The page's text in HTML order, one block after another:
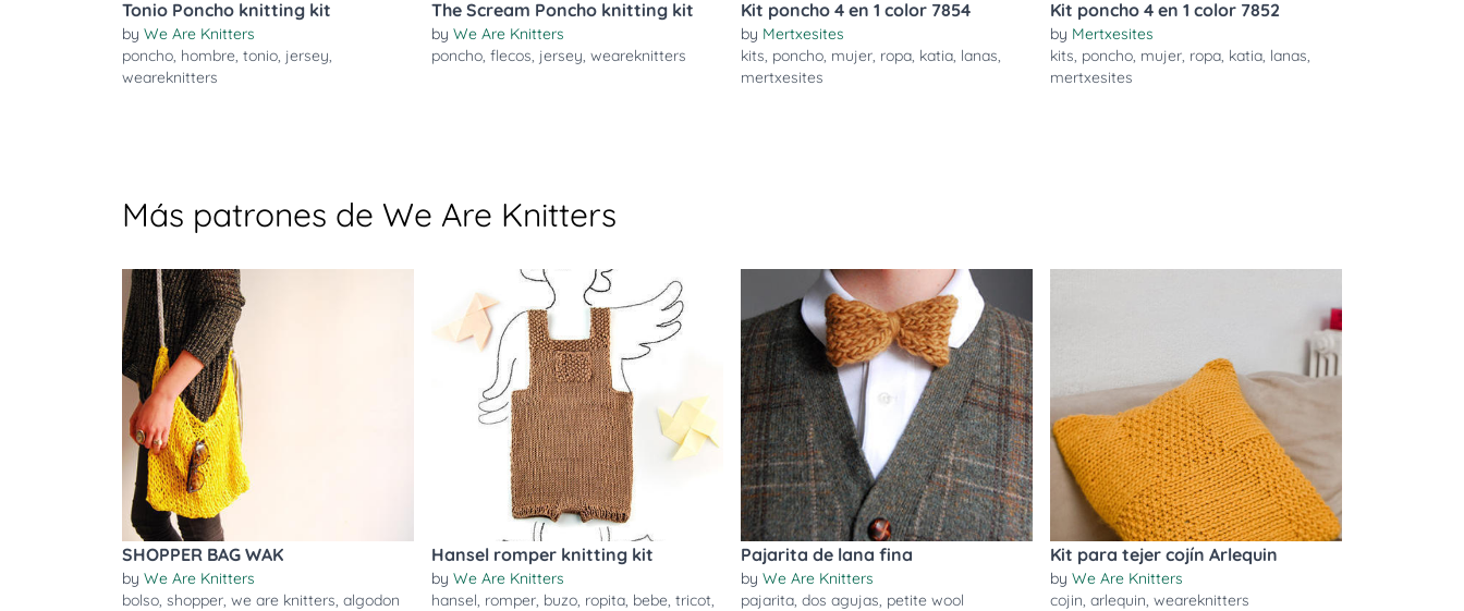
Tonio Poncho knitting kit
by We Are Knitters
poncho, hombre, tonio, jersey,
weareknitters
The Scream Poncho knitting kit
by We Are Knitters
poncho, flecos, jersey, weareknitters
Kit poncho 4 en 1 color 7854
by Mertxesites
kits, poncho, mujer, ropa, katia, lanas,
mertxesites
Kit poncho 4 en 1 color 7852
by Mertxesites
kits, poncho, mujer, ropa, katia, lanas,
mertxesites
Más patrones de We Are Knitters
SHOPPER BAG WAK
by We Are Knitters
bolso, shopper, we are knitters, algodon
Hansel romper knitting kit
by We Are Knitters
hansel, romper, buzo, ropita, bebe, tricot,
Pajarita de lana fina
by We Are Knitters
pajarita, dos agujas, petite wool
Kit para tejer cojín Arlequin
by We Are Knitters
cojin, arlequin, weareknitters